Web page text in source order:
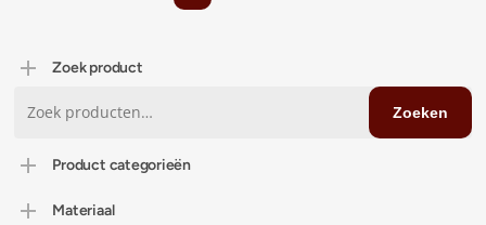
Zoek product
naar:
Zoeken
Product categorieën
Materiaal